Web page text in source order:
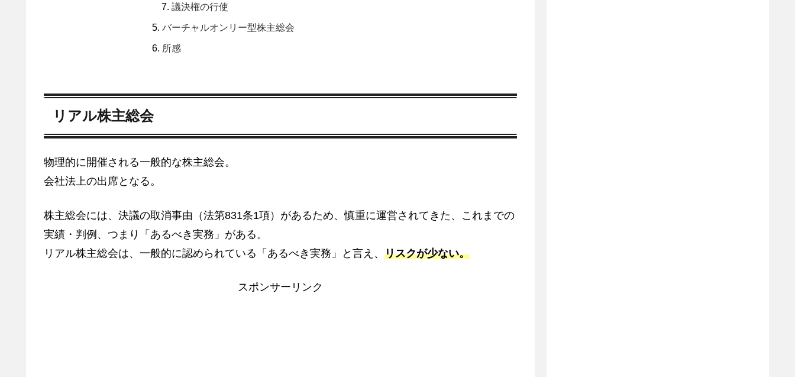
議決権の行使
バーチャルオンリー型株主総会
所感
リアル株主総会
物理的に開催される一般的な株主総会。
会社法上の出席となる。
株主総会には、決議の取消事由（法第831条1項）があるため、慎重に運営されてきた、これまでの
実績・判例、つまり「あるべき実務」がある。
リアル株主総会は、一般的に認められている「あるべき実務」と言え、 リスクが少ない。
スポンサーリンク